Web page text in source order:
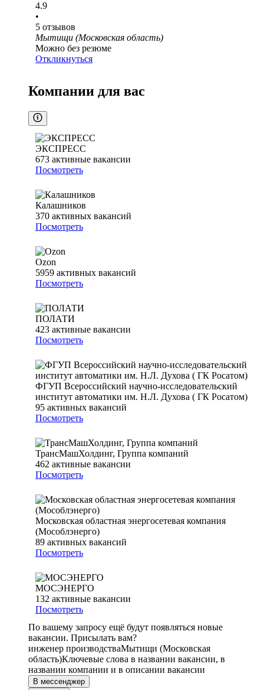
4.9
•
5 отзывов
Мытищи (Московская область)
Можно без резюме
Откликнуться
Компании для вас
ЭКСПРЕСС
673 активные вакансии
Посмотреть
Калашников
370 активных вакансий
Посмотреть
Ozon
5959 активных вакансий
Посмотреть
ПОЛАТИ
423 активные вакансии
Посмотреть
ФГУП Всероссийский научно-исследовательский
институт автоматики им. Н.Л. Духова ( ГК Росатом)
95 активных вакансий
Посмотреть
ТрансМашХолдинг, Группа компаний
462 активные вакансии
Посмотреть
Московская областная энергосетевая компания
(Мособлэнерго)
89 активных вакансий
Посмотреть
МОСЭНЕРГО
132 активные вакансии
Посмотреть
По вашему запросу ещё будут появляться новые
вакансии. Присылать вам?
инженер производстваМытищи (Московская
область)Ключевые слова в названии вакансии, в
названии компании и в описании вакансии
В мессенджер